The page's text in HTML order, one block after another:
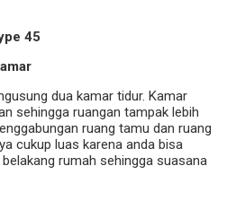
45
dua kamar tidur. Kamar
sehingga ruangan tampak lebih
ruang tamu dan ruang
cukup luas karena anda bisa
rumah sehingga suasana